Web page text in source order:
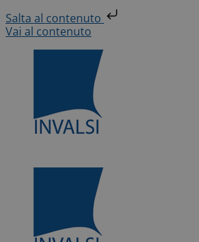
Salta al contenuto
Vai al contenuto